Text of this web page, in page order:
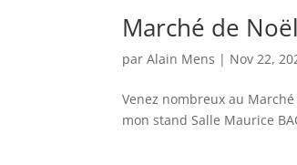
Marché de
parAlain Mens | Nov 22,
Venez nombreux au
mon stand Salle Maurice